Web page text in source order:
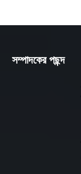
সম্পাদকের পছন্দ